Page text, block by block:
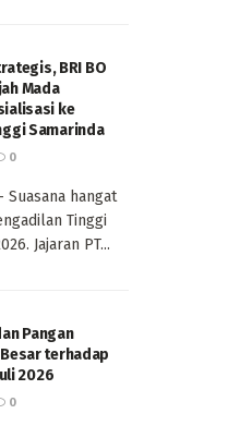
BRI BO
Mada
ke
Samarinda
0
Suasana hangat
Tinggi
Jajaran PT...
Pangan
terhadap
2026
0